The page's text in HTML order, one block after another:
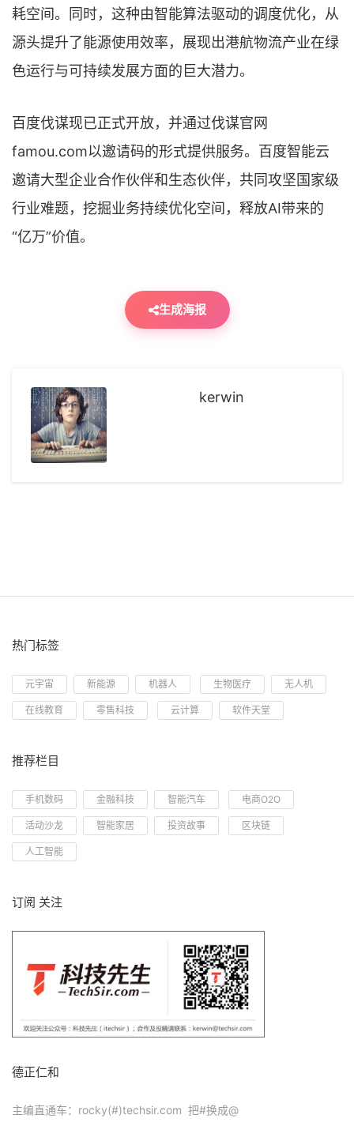
耗空间。同时，这种由智能算法驱动的调度优化，从
源头提升了能源使用效率，展现出港航物流产业在绿
色运行与可持续发展方面的巨大潜力。
百度伐谋现已正式开放，并通过伐谋官网
famou.com以邀请码的形式提供服务。百度智能云
邀请大型企业合作伙伴和生态伙伴，共同攻坚国家级
行业难题，挖掘业务持续优化空间，释放AI带来的
“亿万”价值。
生成海报
kerwin
热门标签
元宇宙 新能源 机器人 生物医疗 无人机
在线教育 零售科技 云计算 软件天堂
推荐栏目
手机数码 金融科技 智能汽车 电商O2O
活动沙龙 智能家居 投资故事 区块链
人工智能
订阅 关注
德正仁和
主编直通车：rocky(#)techsir.com 把#换成@